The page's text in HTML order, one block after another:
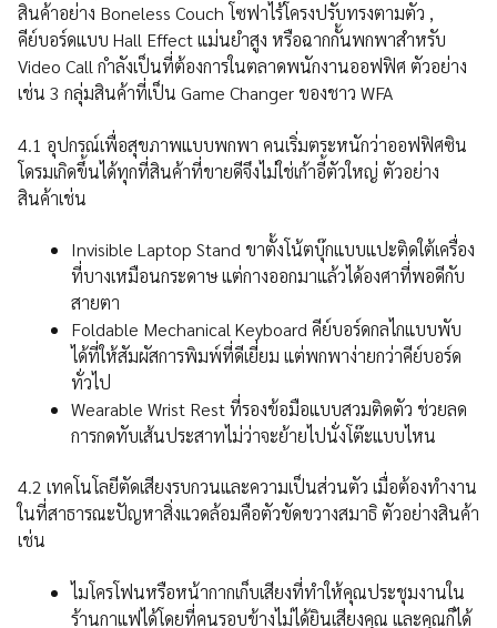
สินค้าอย่าง Boneless Couch โซฟาไร้โครงปรับทรงตามตัว ,
คีย์บอร์ดแบบ Hall Effect แม่นยำสูง หรือฉากกั้นพกพาสำหรับ
Video Call กำลังเป็นที่ต้องการในตลาดพนักงานออฟฟิศ ตัวอย่าง
เช่น 3 กลุ่มสินค้าที่เป็น Game Changer ของชาว WFA
4.1 อุปกรณ์เพื่อสุขภาพแบบพกพา คนเริ่มตระหนักว่าออฟฟิศซิน
โดรมเกิดขึ้นได้ทุกที่สินค้าที่ขายดีจึงไม่ใช่เก้าอี้ตัวใหญ่ ตัวอย่าง
สินค้าเช่น
Invisible Laptop Stand ขาตั้งโน้ตบุ๊กแบบแปะติดใต้เครื่อง
ที่บางเหมือนกระดาษ แต่กางออกมาแล้วได้องศาที่พอดีกับ
สายตา
Foldable Mechanical Keyboard คีย์บอร์ดกลไกแบบพับ
ได้ที่ให้สัมผัสการพิมพ์ที่ดีเยี่ยม แต่พกพาง่ายกว่าคีย์บอร์ด
ทั่วไป
Wearable Wrist Rest ที่รองข้อมือแบบสวมติดตัว ช่วยลด
การกดทับเส้นประสาทไม่ว่าจะย้ายไปนั่งโต๊ะแบบไหน
4.2 เทคโนโลยีตัดเสียงรบกวนและความเป็นส่วนตัว เมื่อต้องทำงาน
ในที่สาธารณะปัญหาสิ่งแวดล้อมคือตัวขัดขวางสมาธิ ตัวอย่างสินค้า
เช่น
ไมโครโฟนหรือหน้ากากเก็บเสียงที่ทำให้คุณประชุมงานใน
ร้านกาแฟได้โดยที่คนรอบข้างไม่ได้ยินเสียงคุณ และคุณก็ได้